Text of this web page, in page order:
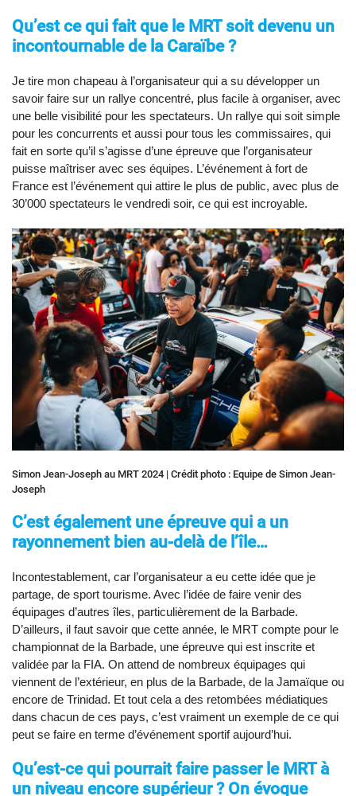
Qu’est ce qui fait que le MRT soit devenu un
incontournable de la Caraïbe ?
Je tire mon chapeau à l’organisateur qui a su développer un
savoir faire sur un rallye concentré, plus facile à organiser, avec
une belle visibilité pour les spectateurs. Un rallye qui soit simple
pour les concurrents et aussi pour tous les commissaires, qui
fait en sorte qu’il s’agisse d’une épreuve que l’organisateur
puisse maîtriser avec ses équipes. L’événement à fort de
France est l’événement qui attire le plus de public, avec plus de
30’000 spectateurs le vendredi soir, ce qui est incroyable.
Simon Jean-Joseph au MRT 2024 | Crédit photo : Equipe de Simon Jean-
Joseph
C’est également une épreuve qui a un
rayonnement bien au-delà de l’île…
Incontestablement, car l’organisateur a eu cette idée que je
partage, de sport tourisme. Avec l’idée de faire venir des
équipages d’autres îles, particulièrement de la Barbade.
D’ailleurs, il faut savoir que cette année, le MRT compte pour le
championnat de la Barbade, une épreuve qui est inscrite et
validée par la FIA. On attend de nombreux équipages qui
viennent de l’extérieur, en plus de la Barbade, de la Jamaïque ou
encore de Trinidad. Et tout cela a des retombées médiatiques
dans chacun de ces pays, c’est vraiment un exemple de ce qui
peut se faire en terme d’événement sportif aujourd’hui.
Qu’est-ce qui pourrait faire passer le MRT à
un niveau encore supérieur ? On évoque